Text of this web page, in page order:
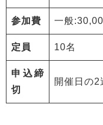
参加費 一般
定員 10名
申込締
切
開催日の2